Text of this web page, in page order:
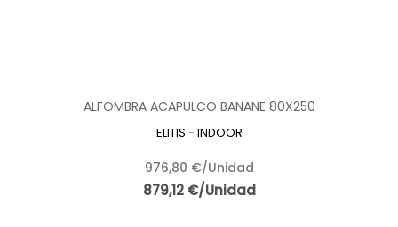
ALFOMBRA ACAPULCO BANANE 80X250
ELITIS - INDOOR
976,80 €/Unidad
879,12 €/Unidad